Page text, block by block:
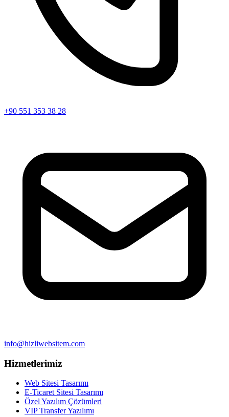
+90 551 353 38 28
info@hizliwebsitem.com
Hizmetlerimiz
Web Sitesi Tasarımı
E-Ticaret Sitesi Tasarımı
Özel Yazılım Çözümleri
VIP Transfer Yazılımı